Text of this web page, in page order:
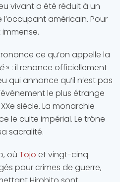
vivant a été réduit à un
américain. Pour
ce qu’on appelle la
» : il renonce officiellement
qui annonce qu’il n’est pas
le plus étrange
siècle. La monarchie
le culte impérial. Le trône
sacralité.
où Tojo et vingt-cinq
pour crimes de guerre,